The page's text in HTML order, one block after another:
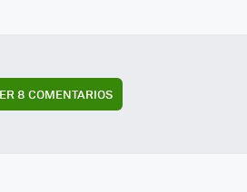
8 COMENTARIOS